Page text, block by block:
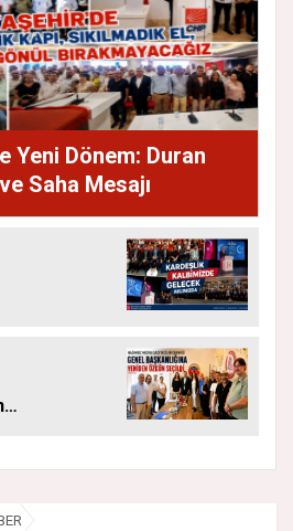
Yeni Dönem: Duran
Saha Mesajı